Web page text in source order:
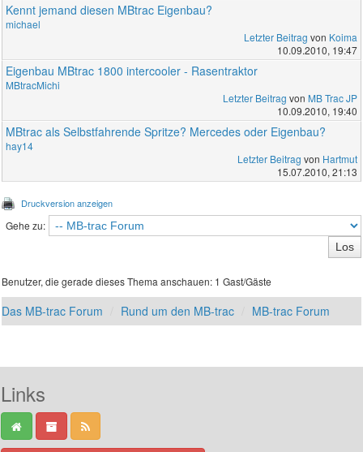
Kennt jemand diesen MBtrac Eigenbau?
michael
Letzter Beitrag von Koima
10.09.2010, 19:47
Eigenbau MBtrac 1800 intercooler - Rasentraktor
MBtracMichi
Letzter Beitrag von MB Trac JP
10.09.2010, 19:40
MBtrac als Selbstfahrende Spritze? Mercedes oder Eigenbau?
hay14
Letzter Beitrag von Hartmut
15.07.2010, 21:13
Druckversion anzeigen
Gehe zu:
Benutzer, die gerade dieses Thema anschauen: 1 Gast/Gäste
Das MB-trac Forum Rund um den MB-trac MB-trac Forum
Links